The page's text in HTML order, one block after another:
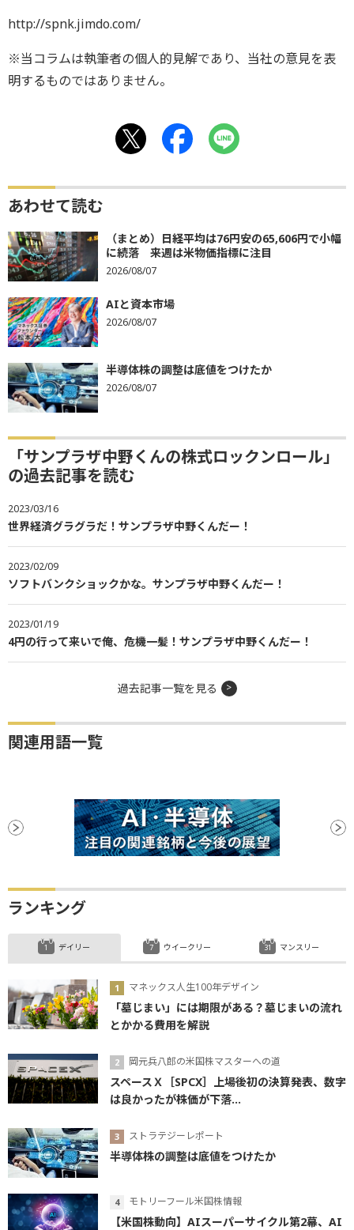
http://spnk.jimdo.com/
※当コラムは執筆者の個人的見解であり、当社の意見を表
明するものではありません。
あわせて読む
（まとめ）日経平均は76円安の65,606円で小幅
に続落 来週は米物価指標に注目
2026/08/07
AIと資本市場
2026/08/07
半導体株の調整は底値をつけたか
2026/08/07
「サンプラザ中野くんの株式ロックンロール」
の過去記事を読む
2023/03/16
世界経済グラグラだ！サンプラザ中野くんだー！
2023/02/09
ソフトバンクショックかな。サンプラザ中野くんだー！
2023/01/19
4円の行って来いで俺、危機一髪！サンプラザ中野くんだー！
過去記事一覧を見る
関連用語一覧
ランキング
デイリー
マネックス人生100年デザイン
「墓じまい」には期限がある？墓じまいの流れ
とかかる費用を解説
岡元兵八郎の米国株マスターへの道
スペースＸ［SPCX］上場後初の決算発表、数字
は良かったが株価が下落...
ストラテジーレポート
半導体株の調整は底値をつけたか
モトリーフール米国株情報
【米国株動向】AIスーパーサイクル第2幕、AI
ウイークリー マンスリー